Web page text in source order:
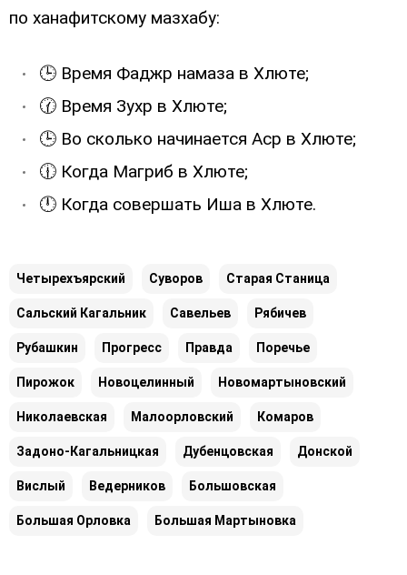
по ханафитскому мазхабу:
🕒 Время Фаджр намаза в Хлюте;
🕜 Время Зухр в Хлюте;
🕒 Во сколько начинается Аср в Хлюте;
🕧 Когда Магриб в Хлюте;
🕛 Когда совершать Иша в Хлюте.
Четырехъярский Суворов Старая Станица
Сальский Кагальник Савельев Рябичев
Рубашкин Прогресс Правда Поречье
Пирожок Новоцелинный Новомартыновский
Николаевская Малоорловский Комаров
Задоно-Кагальницкая Дубенцовская Донской
Вислый Ведерников Большовская
Большая Орловка Большая Мартыновка